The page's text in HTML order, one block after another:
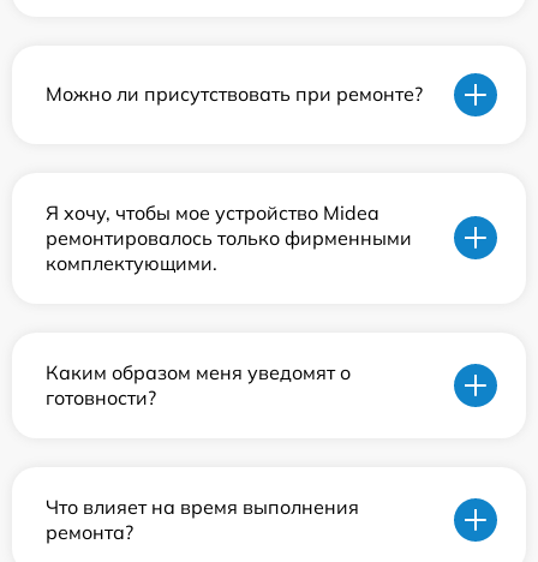
Можно ли присутствовать при ремонте?
Я хочу, чтобы мое устройство Midea
ремонтировалось только фирменными
комплектующими.
Каким образом меня уведомят о
готовности?
Что влияет на время выполнения
ремонта?